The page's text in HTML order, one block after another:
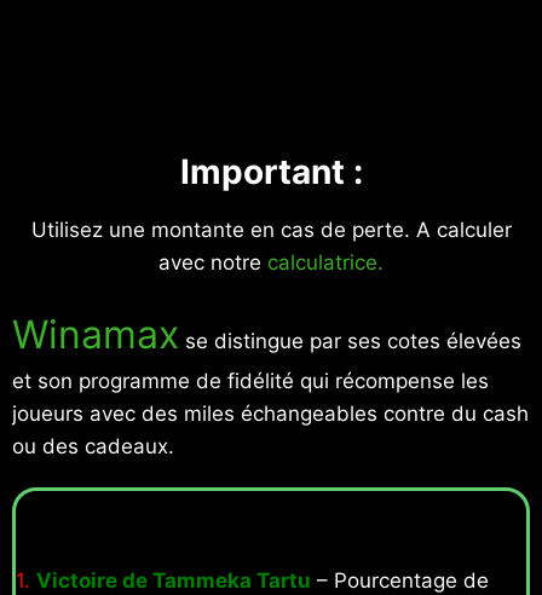
Important :
Utilisez une montante en cas de perte. A calculer
avec notre calculatrice.
Winamax se distingue par ses cotes élevées
et son programme de fidélité qui récompense les
joueurs avec des miles échangeables contre du cash
ou des cadeaux.
1. Victoire de Tammeka Tartu – Pourcentage de